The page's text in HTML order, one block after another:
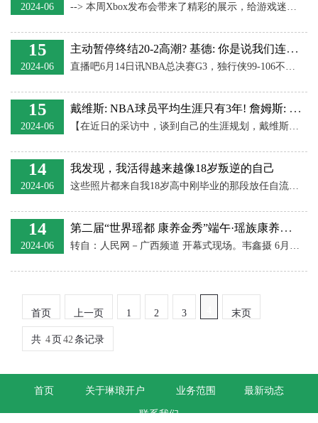
2024-06 --> 本周Xbox发布会带来了精彩的展示，给游戏迷们留下了深刻的印象。发布会上亮相游戏中有11款游戏均来自微软在过去六年内收购的工作室，例如《宣誓》（黑曜石2018年收购）、《夺宝奇兵》（Machine Game 2021年收购）《毁灭战士：黑暗时代》（id Software 2021年收购）、《黑色行动6》（Treyarch 2023年收购）、《暗黑4》资料片（暴雪 2023年收购）等。 外媒pcgamer发布文章，称如今的Xbox与过去相比“不再是一个游戏机平台，而更像是一个多平台游戏开
15
2024-06
主动暂停终结20-2高潮? 基德: 你是说我们连续2回合没打成时?
直播吧6月14日讯NBA总决赛G3，独行侠99-106不敌凯尔特人，大比分0-3落后。末节，凯尔特人一度将分差扩大到二十分以上，但随后独行侠就轰出22-2的攻势打回悬念。 最后五分钟，独行侠抢下防守板准备反击，但基德喊出暂停，东契奇张开双臂沮丧将球砸地。赛后，基德被问到了这次暂停。 记者：“在下半场，你们刚刚打出高潮，然后你叫了暂停。你叫这个暂停的理由是什么？你如何平衡让队友休息和继续保持高潮的能量？” 基德：“什么暂停？” 记者：“在第四节。” 基德：“第四节最后吗？我叫了好几次暂停。” 记
15
2024-06
戴维斯: NBA球员平均生涯只有3年! 詹姆斯: 所以别笑话巅峰抱团!
【在近日的采访中，谈到自己的生涯规划，戴维斯表示自己希望能打到50岁！本小品据此新闻改编，只为逗大家一乐，希望大家喜欢！】 记者：眉眉，这么久你没比赛，也没露面，你在忙什么？人家八村和水拉都去旅游了，老詹开始训练备战奥运会了！ 戴维斯：我是宅男，不喜欢旅游！我尚未痊愈，不适合训练，所以我……打游戏！ 记者：那你对自己的职业生涯有什么规划？你觉得自己能打到多少岁？ 戴维斯：我希望能够长留湖人，除非他们交易我！至于年限嘛……我也不知道！NBA球员在联盟的平均生涯只有3年，我已经打了12年了，我自己
14
2024-06
我发现，我活得越来越像18岁叛逆的自己
这些照片都来自我18岁高中刚毕业的那段放任自流的时光。高考第二天我就坐着三百块的火车硬座，背着我的二手50L背包，从广州一路坐到了云南大理，总共28小时。当时贪玩，追求心中的乌托邦，却还不知道，这趟旅程将会彻底改变我的人生。由于我先斩后奏，在火车上，我妈妈打电话勃然大怒，让我尽快回家，小孩子不要在外面乱玩。当时我心里的感觉是，这才是我，叛逆的我，向往远方的我。耳机里播放着jefferson airplane和窦唯。当时的我，一直觉得自己有一个老灵魂。高中的数学课，我在柜桶里偷着看了三年的70s垮
14
2024-06
第二届“世界瑶都 康养金秀”端午·瑶族康养文化旅游活动开幕
转自：人民网－广西频道 开幕式现场。韦鑫摄 6月7日，金秀瑶族自治县迎来了第二届“世界瑶都康养金秀”端午·瑶族康养文化旅游活动的盛大开幕。此次活动结合端午传统习俗，以康养旅游为主题，展示金秀丰富的旅游资源和独特的民族文化。 此次活动自7日起将持续至10日，期间将举行一系列丰富多彩的主题活动。其中，“瑶族‘非遗’嘉年华”将带领游客深入体验瑶族丰富的非物质文化遗产，感受其深厚的历史文化底蕴。同时，“优秀民间文化艺术交流展示活动”将为不同民族间搭建起文化交流与传承的桥梁。特别值得一提的是，“瑶族医药
首页 上一页 1 2 3 末页
共 4页 42条记录
首页 关于琳琅开户 业务范围 最新动态
联系我们